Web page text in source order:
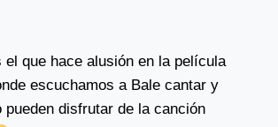
el que hace alusión en la película
escuchamos a Bale cantar y
pueden disfrutar de la canción